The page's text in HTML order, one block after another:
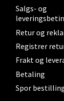
Salgs- og
Retur og
Registrer
Frakt og
Betaling
Spor
Åpent i dag
0 i butikk